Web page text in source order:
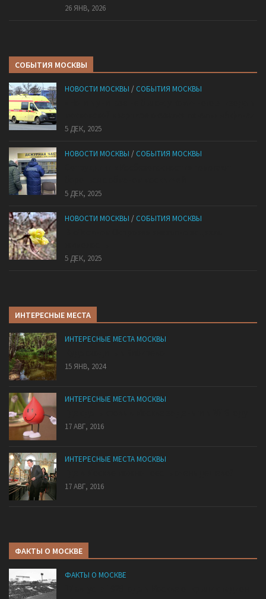
26 ЯНВ, 2026
СОБЫТИЯ МОСКВЫ
НОВОСТИ МОСКВЫ / СОБЫТИЯ МОСКВЫ
5 ДЕК, 2025
НОВОСТИ МОСКВЫ / СОБЫТИЯ МОСКВЫ
5 ДЕК, 2025
НОВОСТИ МОСКВЫ / СОБЫТИЯ МОСКВЫ
5 ДЕК, 2025
ИНТЕРЕСНЫЕ МЕСТА
ИНТЕРЕСНЫЕ МЕСТА МОСКВЫ
15 ЯНВ, 2024
ИНТЕРЕСНЫЕ МЕСТА МОСКВЫ
17 АВГ, 2016
ИНТЕРЕСНЫЕ МЕСТА МОСКВЫ
17 АВГ, 2016
ФАКТЫ О МОСКВЕ
ФАКТЫ О МОСКВЕ